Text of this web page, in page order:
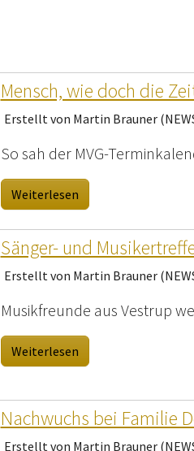
Mensch, wie doch die
Erstellt von Martin Brauner
So sah der MVG-
Weiterlesen
Sänger- und
Erstellt von Martin Brauner
Musikfreunde aus Vestrup
Weiterlesen
Nachwuchs bei Familie
Erstellt von Martin Brauner